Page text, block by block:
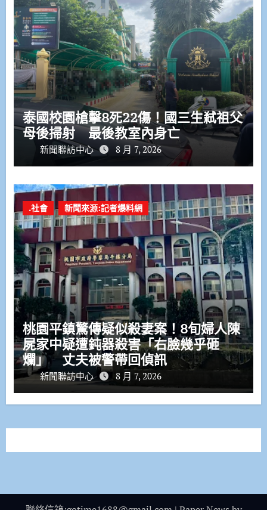
泰國校園槍擊8死22傷！國三生弒祖父
母後掃射 最後教室內身亡
新聞聯訪中心 8 月 7, 2026
.社會 新聞來源:記者爆料網
桃園平鎮驚傳疑似殺妻案！8旬婦人陳
屍家中疑遭鈍器殺害「右臉幾乎砸
爛」 丈夫被警帶回偵訊
新聞聯訪中心 8 月 7, 2026